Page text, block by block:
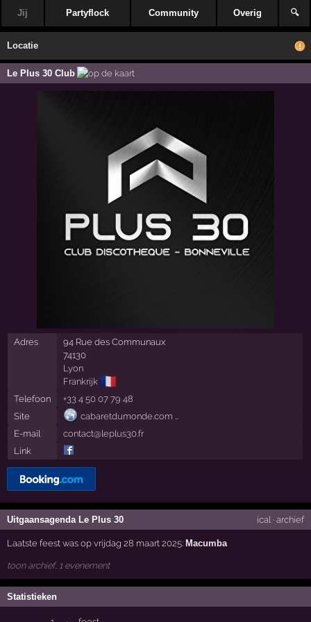
Jij Partyflock Community Overig 🔍
Locatie
Le Plus 30 Club
Adres
94 Rue des Communaux
74130
Lyon
Frankrijk 🇫🇷
Telefoon
+33 4 50 07 79 48
Site
cabaretdumonde.com …
E-mail
contact@leplus30.fr
Link
Uitgaansagenda Le Plus 30 ical· archief
Laatste feest was op vrijdag 28 maart 2025: Macumba
toon archief, 1 evenement
Statistieken